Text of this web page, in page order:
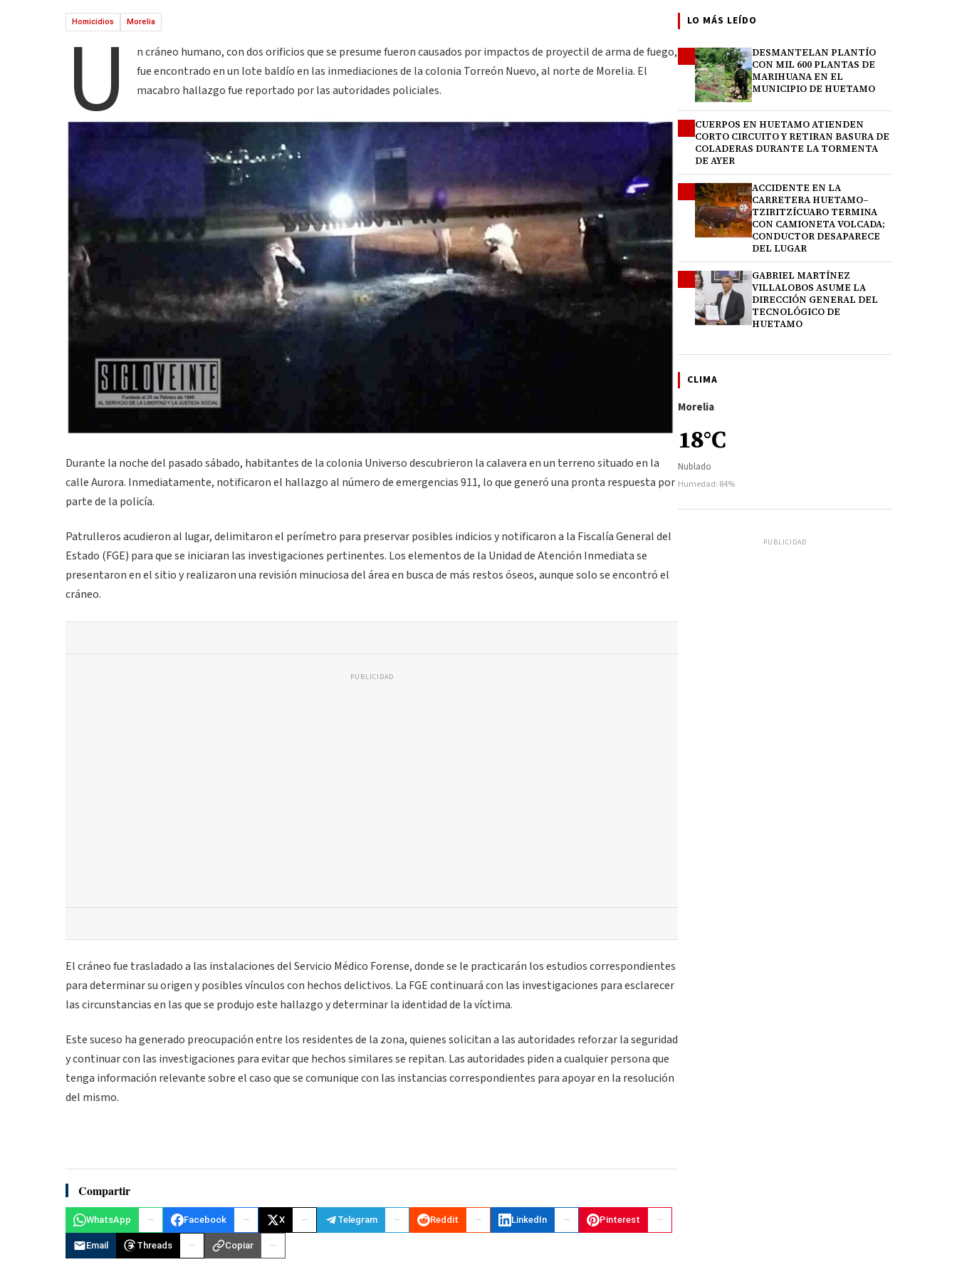
Homicidios Morelia
U
n cráneo humano, con dos orificios que se presume fueron causados por impactos de proyectil de arma de fuego,
fue encontrado en un lote baldío en las inmediaciones de la colonia Torreón Nuevo, al norte de Morelia. El
macabro hallazgo fue reportado por las autoridades policiales.
Durante la noche del pasado sábado, habitantes de la colonia Universo descubrieron la calavera en un terreno situado en la
calle Aurora. Inmediatamente, notificaron el hallazgo al número de emergencias 911, lo que generó una pronta respuesta por
parte de la policía.
Patrulleros acudieron al lugar, delimitaron el perímetro para preservar posibles indicios y notificaron a la Fiscalía General del
Estado (FGE) para que se iniciaran las investigaciones pertinentes. Los elementos de la Unidad de Atención Inmediata se
presentaron en el sitio y realizaron una revisión minuciosa del área en busca de más restos óseos, aunque solo se encontró el
cráneo.
PUBLICIDAD
El cráneo fue trasladado a las instalaciones del Servicio Médico Forense, donde se le practicarán los estudios correspondientes
para determinar su origen y posibles vínculos con hechos delictivos. La FGE continuará con las investigaciones para esclarecer
las circunstancias en las que se produjo este hallazgo y determinar la identidad de la víctima.
Este suceso ha generado preocupación entre los residentes de la zona, quienes solicitan a las autoridades reforzar la seguridad
y continuar con las investigaciones para evitar que hechos similares se repitan. Las autoridades piden a cualquier persona que
tenga información relevante sobre el caso que se comunique con las instancias correspondientes para apoyar en la resolución
del mismo.
Compartir
WhatsApp Facebook X Telegram Reddit LinkedIn Pinterest
Email Threads Copiar
LO MÁS LEÍDO
DESMANTELAN PLANTÍO
CON MIL 600 PLANTAS DE
MARIHUANA EN EL
MUNICIPIO DE HUETAMO
CUERPOS EN HUETAMO ATIENDEN
CORTO CIRCUITO Y RETIRAN BASURA DE
COLADERAS DURANTE LA TORMENTA
DE AYER
ACCIDENTE EN LA
CARRETERA HUETAMO–
TZIRITZÍCUARO TERMINA
CON CAMIONETA VOLCADA;
CONDUCTOR DESAPARECE
DEL LUGAR
GABRIEL MARTÍNEZ
VILLALOBOS ASUME LA
DIRECCIÓN GENERAL DEL
TECNOLÓGICO DE
HUETAMO
CLIMA
Morelia
18°C
Nublado
Humedad: 84%
PUBLICIDAD